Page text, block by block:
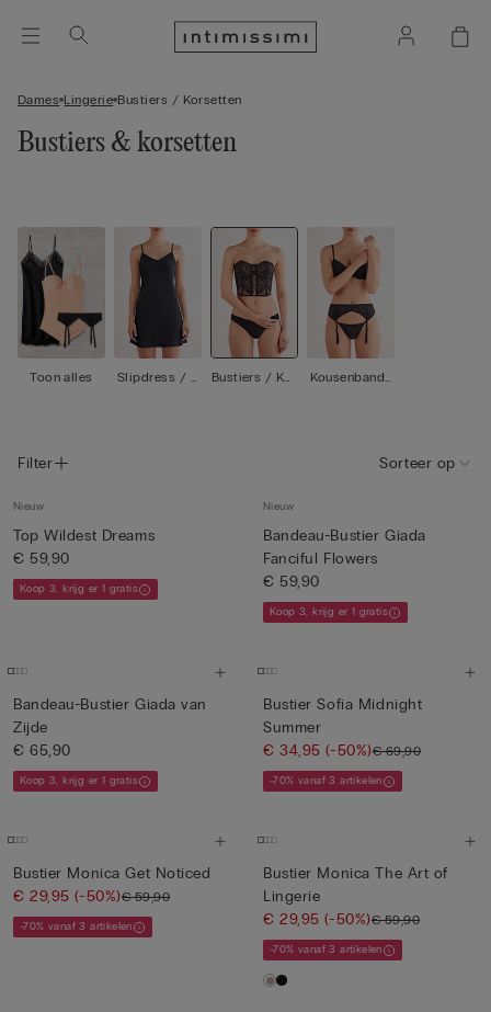
Dames Lingerie Bustiers / Korsetten
Bustiers & korsetten
Toon alles
Slipdress / B
Bustiers / Kor
Kousenbande
Filter Sorteer op
Nieuw
Top Wildest Dreams
€ 59,90
Koop 3, krijg er 1 gratis
Nieuw
Bandeau-Bustier Giada
Fanciful Flowers
€ 59,90
Koop 3, krijg er 1 gratis
Bandeau-Bustier Giada van
Zijde
€ 65,90
Koop 3, krijg er 1 gratis
Bustier Sofia Midnight
Summer
€ 34,95(-50%)€ 69,90
-70% vanaf 3 artikelen
Bustier Monica Get Noticed
€ 29,95(-50%)€ 59,90
-70% vanaf 3 artikelen
Bustier Monica The Art of
Lingerie
€ 29,95(-50%)€ 59,90
-70% vanaf 3 artikelen